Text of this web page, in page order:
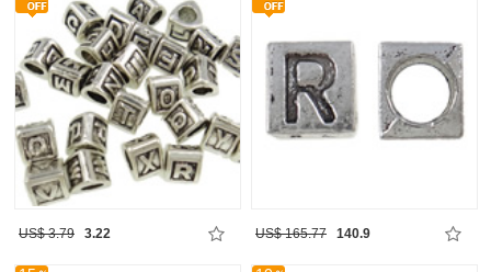
US$ 3.79 3.22 US$ 165.77 140.9